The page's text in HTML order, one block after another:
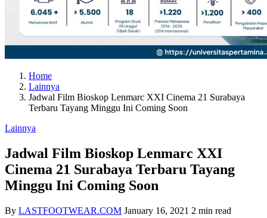
Home
Lainnya
Jadwal Film Bioskop Lenmarc XXI Cinema 21 Surabaya
Terbaru Tayang Minggu Ini Coming Soon
Lainnya
Jadwal Film Bioskop Lenmarc XXI
Cinema 21 Surabaya Terbaru Tayang
Minggu Ini Coming Soon
By LASTFOOTWEAR.COM January 16, 2021 2 min read